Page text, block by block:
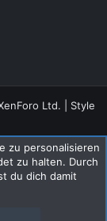
Ltd.
Style
zu personalisieren
zu halten. Durch
du dich damit